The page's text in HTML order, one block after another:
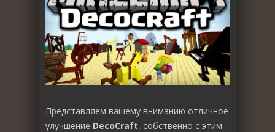
Представляем вашему вниманию отличное
улучшение DecoCraft, собственно с этим